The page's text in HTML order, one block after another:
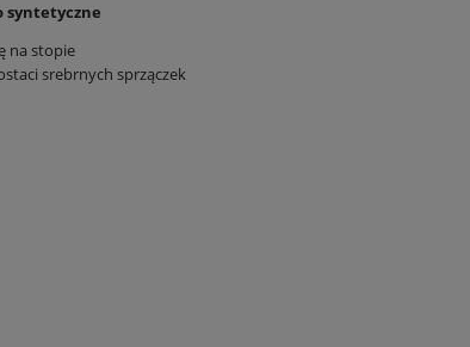
syntetyczne
na stopie
srebrnych sprzączek